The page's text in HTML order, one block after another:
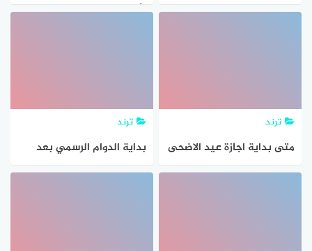
المؤشر قبل بداية النص عقب
الأضحى 1442
ترند
متى بداية اجازة عيد الاضحى
1441
ترند
بداية الدوام الرسمي بعد
رمضان 1445 متى يكون؟